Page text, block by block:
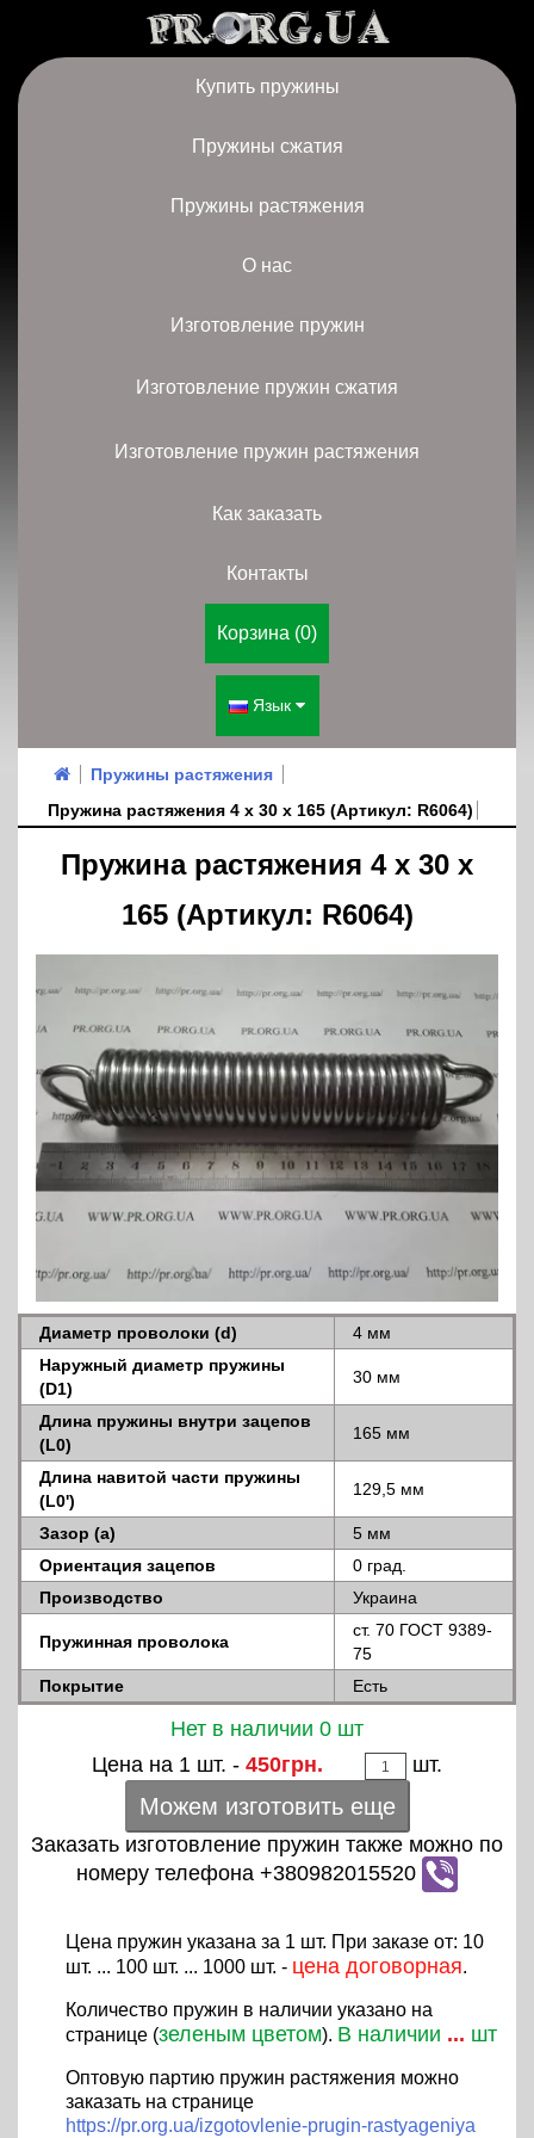
Купить пружины
Пружины сжатия
Пружины растяжения
О нас
Изготовление пружин
Изготовление пружин сжатия
Изготовление пружин растяжения
Как заказать
Контакты
Корзина (0)
Язык
Пружины растяжения
Пружина растяжения 4 х 30 х 165 (Артикул: R6064)
Пружина растяжения 4 х 30 х
165 (Артикул: R6064)
Диаметр проволоки (d)
4 мм
Наружный диаметр пружины
(D1)
30 мм
Длина пружины внутри зацепов
(L0)
165 мм
Длина навитой части пружины
(L0')
129,5 мм
Зазор (a)
5 мм
Ориентация зацепов
0 град.
Производство
Украина
Пружинная проволока
ст. 70 ГОСТ 9389-
75
Покрытие
Есть
Нет в наличии 0 шт
Цена на 1 шт. - 450грн. шт.
Можем изготовить еще
Заказать изготовление пружин также можно по
номеру телефона +380982015520
Цена пружин указана за 1 шт. При заказе от: 10
шт. ... 100 шт. ... 1000 шт. - цена договорная.
Количество пружин в наличии указано на
странице (зеленым цветом). В наличии ... шт
Оптовую партию пружин растяжения можно
заказать на странице
https://pr.org.ua/izgotovlenie-prugin-rastyageniya